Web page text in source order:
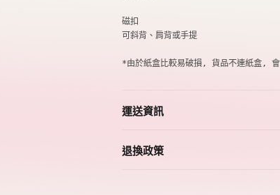
磁扣
可斜背、肩背或手提
*由於紙盒比較易破損, 貨品不連紙盒,
運送資訊
退換政策